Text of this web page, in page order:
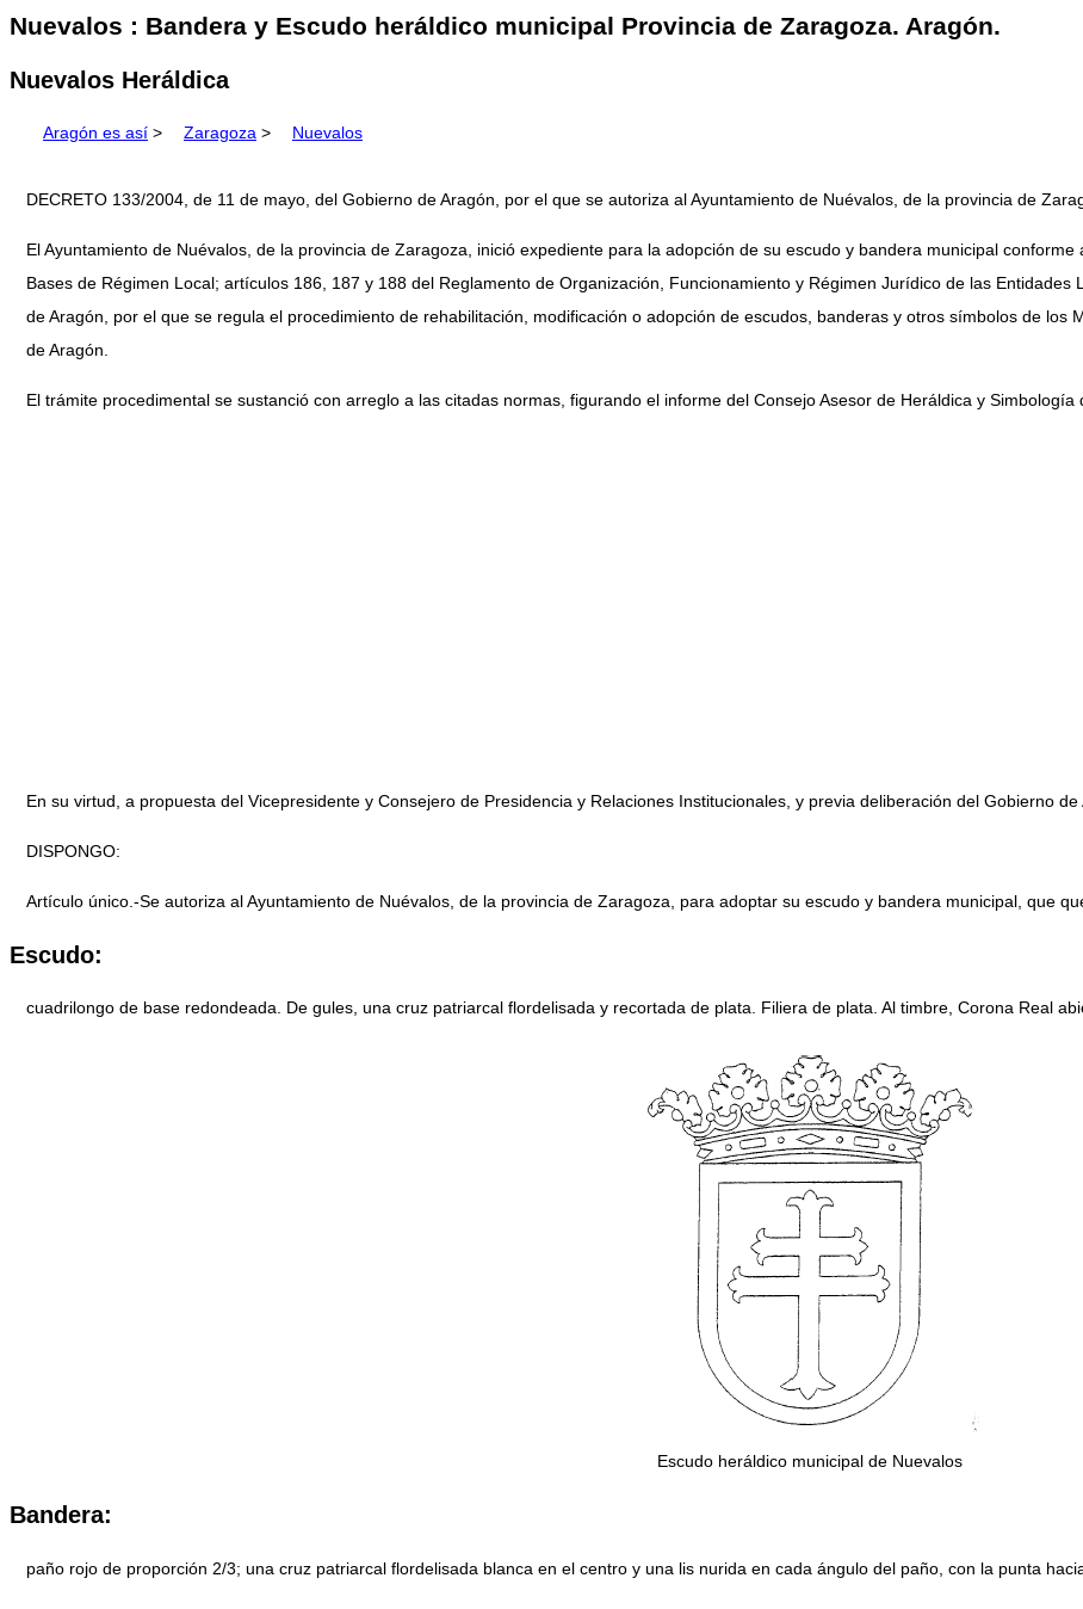
Nuevalos : Bandera y Escudo heráldico municipal Provincia de Zaragoza. Aragón.
Nuevalos Heráldica
Aragón es así > Zaragoza > Nuevalos
DECRETO 133/2004, de 11 de mayo, del Gobierno de Aragón, por el que se autoriza al Ayuntamiento de Nuévalos, de la provincia de
El Ayuntamiento de Nuévalos, de la provincia de Zaragoza, inició expediente para la adopción de su escudo y bandera municipal
Bases de Régimen Local; artículos 186, 187 y 188 del Reglamento de Organización, Funcionamiento y Régimen Jurídico de las
de Aragón, por el que se regula el procedimiento de rehabilitación, modificación o adopción de escudos, banderas y otros símbolos de los
de Aragón.
El trámite procedimental se sustanció con arreglo a las citadas normas, figurando el informe del Consejo Asesor de Heráldica y Simbología
En su virtud, a propuesta del Vicepresidente y Consejero de Presidencia y Relaciones Institucionales, y previa deliberación del Gobierno
DISPONGO:
Artículo único.-Se autoriza al Ayuntamiento de Nuévalos, de la provincia de Zaragoza, para adoptar su escudo y bandera municipal, que
Escudo:
cuadrilongo de base redondeada. De gules, una cruz patriarcal flordelisada y recortada de plata. Filiera de plata. Al timbre, Corona Real
Escudo heráldico municipal de Nuevalos
Bandera:
paño rojo de proporción 2/3; una cruz patriarcal flordelisada blanca en el centro y una lis nurida en cada ángulo del paño, con la punta